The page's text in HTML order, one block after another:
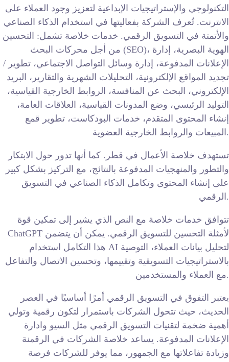
التكنولوجي والإستراتيجيات الإبداعية لتعزيز وجود العملاء على
الانترنت. تُعرف الشركة بفعاليتها في استخدام الذكاء الصناعي
والأتمتة في التسويق الرقمي. خدمات خلاصة تشمل: التحسين
من أجل محركات البحث (SEO)، الهوية البصرية، إدارة
الإعلانات المدفوعة، إدارة وسائل التواصل الاجتماعي، تطوير /
تجديد المواقع الإلكترونية، التحليلات الشهرية والتقارير، البريد
الإلكتروني، البحث عن المنافسة، الروابط الخارجية القياسية،
التوليد الرئيسي، وضع المدونات القياسية، العلاقات العامة،
إنشاء المحتوى المتقدم، خدمات البودكاست، تطوير قمع
المبيعات والروابط الخارجية العضوية.
تستهدف خلاصة الأعمال في قطر. كما أنها تدور حول الابتكار
والتطور والمنهجيات المدفوعة بالنتائج، مع التركيز بشكل كبير
على إنشاء المحتوى وتكامل الذكاء الصناعي في التسويق
الرقمي.
تتوافق خدمات خلاصة مع النص الذي يشير إلى تمكين قوة
ChatGPT لأمثلة التحسين للتسويق الرقمي. يمكن أن يتضمن
هذا التكامل استخدام AI لتحليل بيانات العملاء، التوصية
بالاستراتيجيات التسويقية وتقييمها، وتحسين الاتصال والتفاعل
مع العملاء والمستخدمين.
يعتبر التفوق في التسويق الرقمي أمرًا أساسيًا في العصر
الحديث، حيث تتحول الشركات باستمرار لتكون رقمية وتولي
أهمية ضخمة لتقنيات التسويق الرقمي مثل السيو وادارة
الإعلانات المدفوعة. يساعد خلاصة الشركات في الرقمنة
وزيادة تفاعلاتها مع الجمهور، مما يوفر للشركات فرصة